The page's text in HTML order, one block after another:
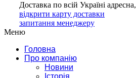
Доставка по всій Україні адресна,
відкрити карту доставки
запитання менеджеру
Меню
Головна
Про компанію
Новини
Історія